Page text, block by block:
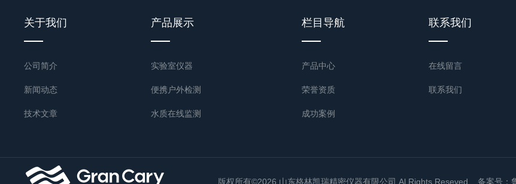
关于我们
公司简介
新闻动态
技术文章
产品展示
实验室仪器
便携户外检测
水质在线监测
栏目导航
产品中心
荣誉资质
成功案例
联系我们
在线留言
联系我们
版权所有©2026 山东格林凯瑞精密仪器有限公司 Al Rights Reseved 备案号：